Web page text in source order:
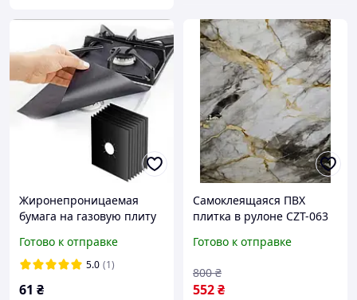
Жиронепроницаемая
бумага на газовую плиту
Готово к отправке
5.0 (1)
61 ₴
Самоклеящаяся ПВХ
плитка в рулоне CZT-063
см под серый мрамор для
Готово к отправке
552₴
800 ₴